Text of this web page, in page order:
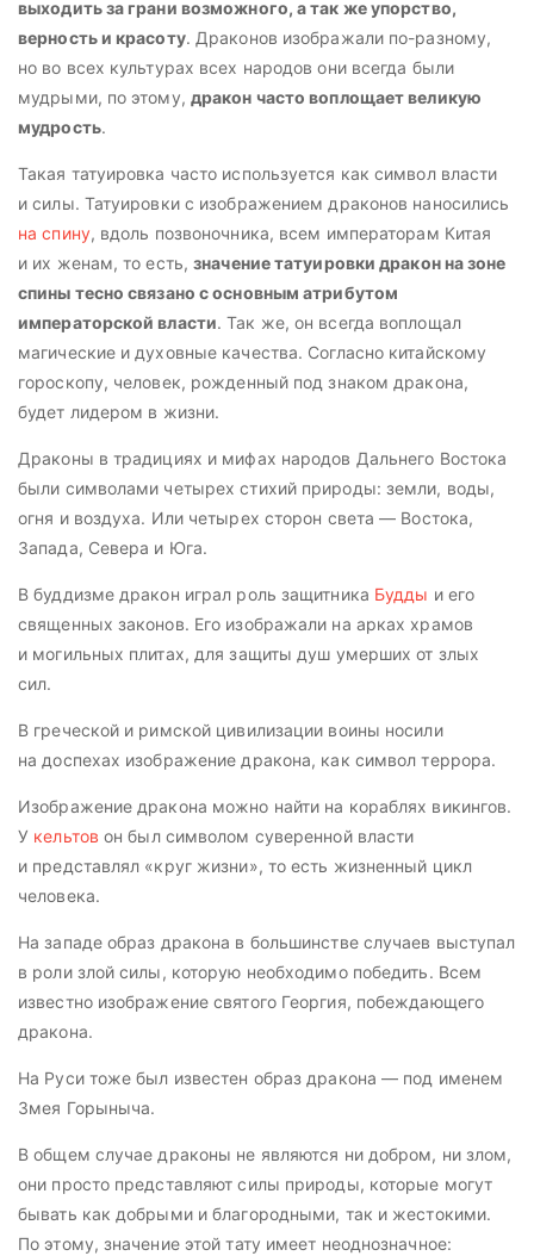
выходить за грани возможного, а так же упорство,
верность и красоту. Драконов изображали по-разному,
но во всех культурах всех народов они всегда были
мудрыми, по этому, дракон часто воплощает великую
мудрость.
Такая татуировка часто используется как символ власти
и силы. Татуировки с изображением драконов наносились
на спину, вдоль позвоночника, всем императорам Китая
и их женам, то есть,значение татуировки дракон на зоне
спины тесно связано с основным атрибутом
императорской власти. Так же, он всегда воплощал
магические и духовные качества. Согласно китайскому
гороскопу, человек, рожденный под знаком дракона,
будет лидером в жизни.
Драконы в традициях и мифах народов Дальнего Востока
были символами четырех стихий природы: земли, воды,
огня и воздуха. Или четырех сторон света — Востока,
Запада, Севера и Юга.
В буддизме дракон играл роль защитника Будды и его
священных законов. Его изображали на арках храмов
и могильных плитах, для защиты душ умерших от злых
сил.
В греческой и римской цивилизации воины носили
на доспехах изображение дракона, как символ террора.
Изображение дракона можно найти на кораблях викингов.
У кельтов он был символом суверенной власти
и представлял «круг жизни», то есть жизненный цикл
человека.
На западе образ дракона в большинстве случаев выступал
в роли злой силы, которую необходимо победить. Всем
известно изображение святого Георгия, побеждающего
дракона.
На Руси тоже был известен образ дракона — под именем
Змея Горыныча.
В общем случае драконы не являются ни добром, ни злом,
они просто представляют силы природы, которые могут
бывать как добрыми и благородными, так и жестокими.
По этому, значение этой тату имеет неоднозначное: